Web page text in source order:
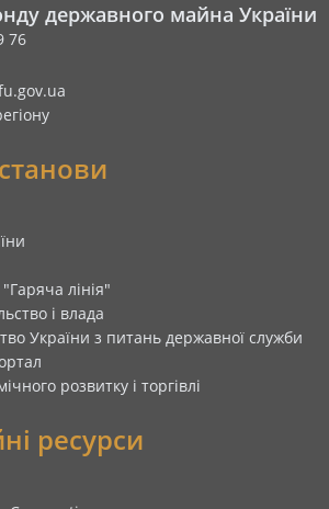
державного майна України
76
лінія"
і влада
України з питань державної служби
розвитку і торгівлі
ресурси